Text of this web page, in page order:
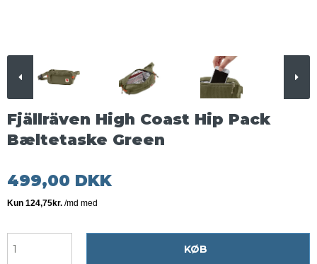
Fjällräven High Coast Hip Pack
Bæltetaske Green
499,00 DKK
KØB